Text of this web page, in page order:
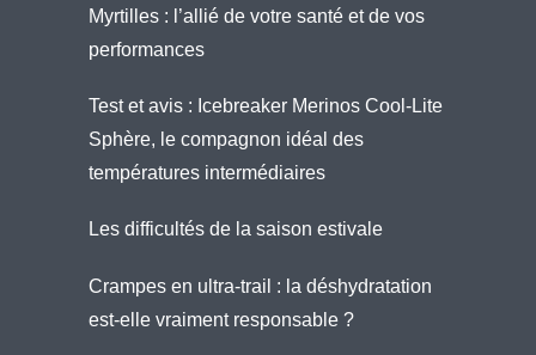
Myrtilles : l’allié de votre santé et de vos
performances
Test et avis : Icebreaker Merinos Cool-Lite
Sphère, le compagnon idéal des
températures intermédiaires
Les difficultés de la saison estivale
Crampes en ultra-trail : la déshydratation
est-elle vraiment responsable ?